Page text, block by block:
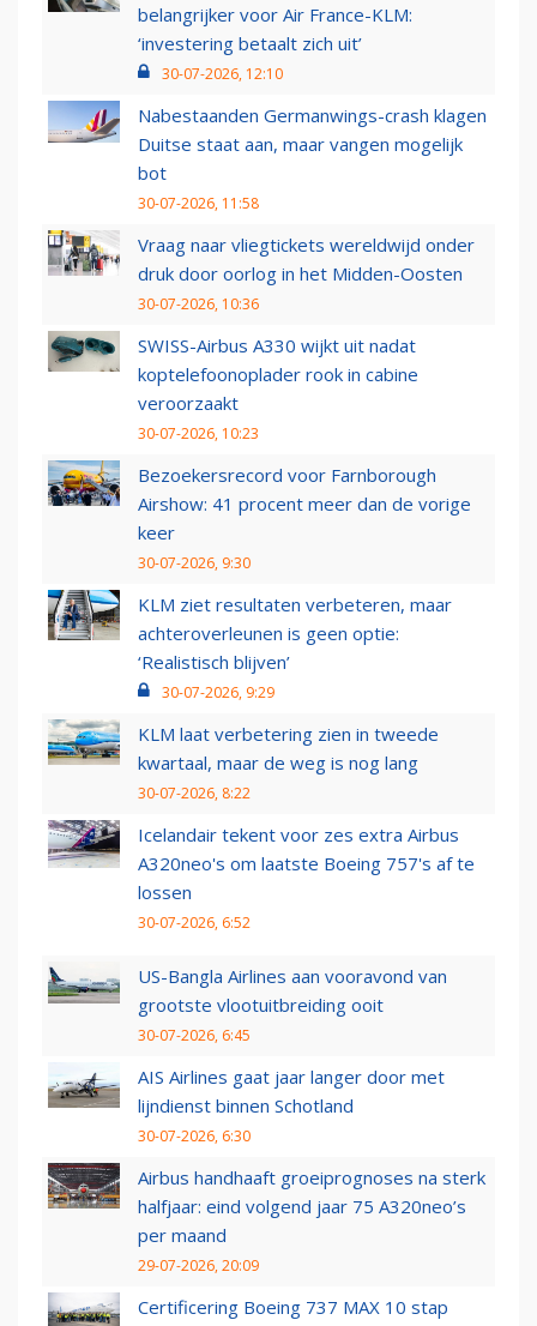
belangrijker voor Air France-KLM:
‘investering betaalt zich uit’
30-07-2026, 12:10
Nabestaanden Germanwings-crash klagen
Duitse staat aan, maar vangen mogelijk
bot
30-07-2026, 11:58
Vraag naar vliegtickets wereldwijd onder
druk door oorlog in het Midden-Oosten
30-07-2026, 10:36
SWISS-Airbus A330 wijkt uit nadat
koptelefoonoplader rook in cabine
veroorzaakt
30-07-2026, 10:23
Bezoekersrecord voor Farnborough
Airshow: 41 procent meer dan de vorige
keer
30-07-2026, 9:30
KLM ziet resultaten verbeteren, maar
achteroverleunen is geen optie:
‘Realistisch blijven’
30-07-2026, 9:29
KLM laat verbetering zien in tweede
kwartaal, maar de weg is nog lang
30-07-2026, 8:22
Icelandair tekent voor zes extra Airbus
A320neo's om laatste Boeing 757's af te
lossen
30-07-2026, 6:52
US-Bangla Airlines aan vooravond van
grootste vlootuitbreiding ooit
30-07-2026, 6:45
AIS Airlines gaat jaar langer door met
lijndienst binnen Schotland
30-07-2026, 6:30
Airbus handhaaft groeiprognoses na sterk
halfjaar: eind volgend jaar 75 A320neo’s
per maand
29-07-2026, 20:09
Certificering Boeing 737 MAX 10 stap